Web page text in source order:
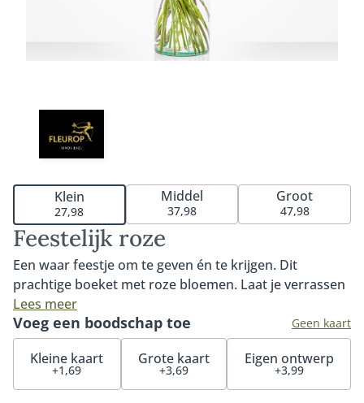
Feestelijk roze
Een waar feestje om te geven én te krijgen. Dit
prachtige boeket met roze bloemen. Laat je verrassen
door dit mooie boeket. Speciaal en met liefde
samengesteld door de lokale vakbloemist met de
mooiste bloemen van dit moment. Het boeket wordt
met zorg samengesteld door de bloemist met de
Lees meer
Klein
27,98
Middel
37,98
Groot
47,98
Voeg een boodschap toe Geen kaart
Kleine kaart
+1,69
Grote kaart
+3,69
Eigen ontwerp
+3,99